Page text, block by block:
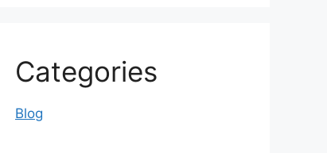
Categories
Blog